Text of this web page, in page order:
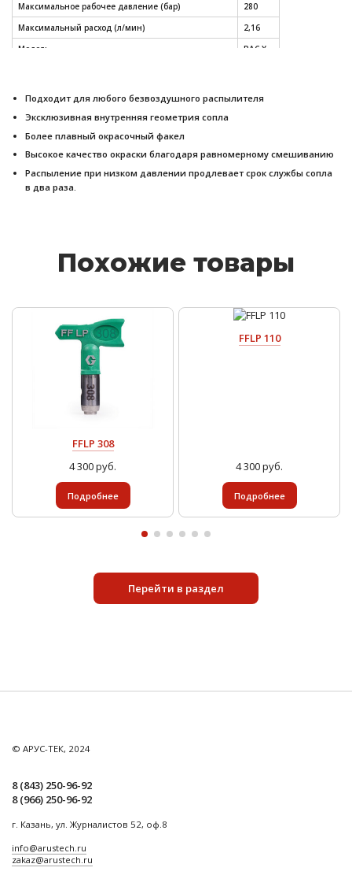
Максимальное рабочее давление (бар)
280
Максимальный расход (л/мин)
2,16
Модель
RAC X
Подходит для любого безвоздушного распылителя
Эксклюзивная внутренняя геометрия сопла
Более плавный окрасочный факел
Высокое качество окраски благодаря равномерному смешиванию
Распыление при низком давлении продлевает срок службы сопла
в два раза.
Похожие товары
FFLP 308
4 300 руб.
Подробнее
FFLP 110
4 300 руб.
Подробнее
Перейти в раздел
© АРУС-ТЕК, 2024
8 (843) 250-96-92
8 (966) 250-96-92
г. Казань, ул. Журналистов 52, оф.8
info@arustech.ru
zakaz@arustech.ru